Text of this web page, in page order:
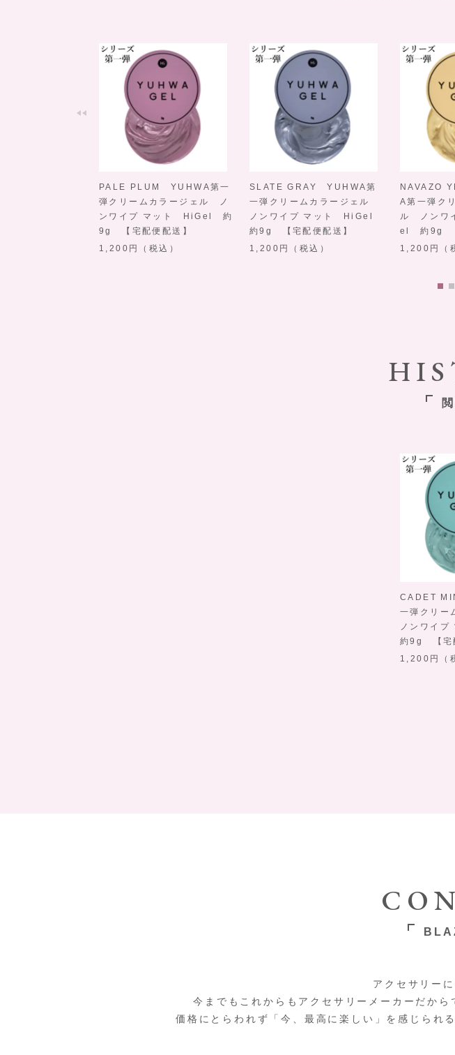
PALE PLUM YUHWA第一
弾クリームカラージェル ノ
ンワイプ マット HiGel 約
9g 【宅配便配送】
1,200
（税込）
SLATE GRAY YUHWA第
一弾クリームカラージェル
ノンワイプ マット HiGel
約9g 【宅配便配送】
1,200
（税込）
NAVAZO
A第一弾ク
ル ノンワ
el 約9g 【
1,200
（
CADET
一弾クリー
ノンワイ
約9g 【宅
1,200
（
アクセサリー
今までもこれからもアクセサリーメーカーだか
価格にとらわれず「今、最高に楽しい」を感じられ